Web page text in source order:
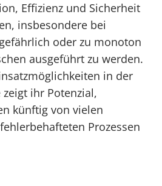
Effizienz und Sicherheit
insbesondere bei
oder zu monoton
ausgeführt zu werden.
in der
zeigt ihr Potenzial,
künftig von vielen
Prozessen